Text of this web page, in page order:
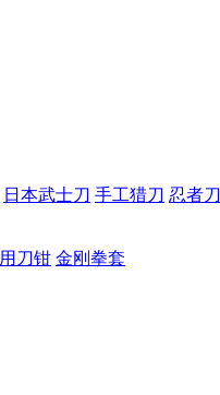
日本武士刀 手工猎刀 忍者刀
刀钳 金刚拳套